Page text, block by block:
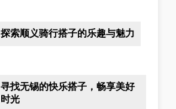
探索顺义骑行搭子的乐趣与魅力
寻找无锡的快乐搭子，畅享美好
时光